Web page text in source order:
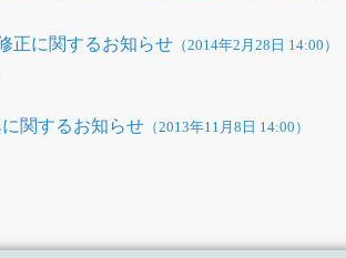
正に関するお知らせ （2014年2月28日 14:00）
関するお知らせ （2013年11月8日 14:00）